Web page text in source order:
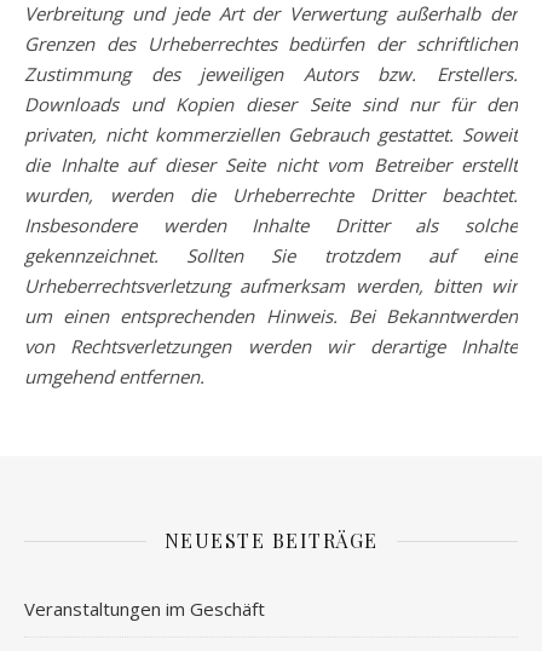
Verbreitung und jede Art der Verwertung außerhalb der
Grenzen des Urheberrechtes bedürfen der schriftlichen
Zustimmung des jeweiligen Autors bzw. Erstellers.
Downloads und Kopien dieser Seite sind nur für den
privaten, nicht kommerziellen Gebrauch gestattet. Soweit
die Inhalte auf dieser Seite nicht vom Betreiber erstellt
wurden, werden die Urheberrechte Dritter beachtet.
Insbesondere werden Inhalte Dritter als solche
gekennzeichnet. Sollten Sie trotzdem auf eine
Urheberrechtsverletzung aufmerksam werden, bitten wir
um einen entsprechenden Hinweis. Bei Bekanntwerden
von Rechtsverletzungen werden wir derartige Inhalte
umgehend entfernen.
NEUESTE BEITRÄGE
Veranstaltungen im Geschäft